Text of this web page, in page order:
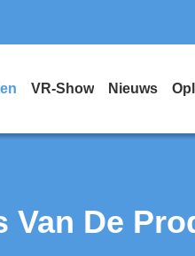
VR-Show Nieuws
Van De